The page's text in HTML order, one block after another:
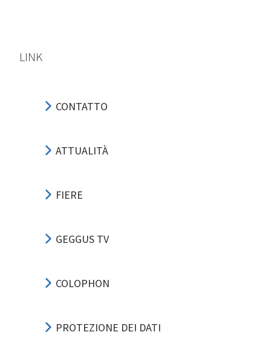
LINK
CONTATTO
ATTUALITÀ
FIERE
GEGGUS TV
COLOPHON
PROTEZIONE DEI DATI